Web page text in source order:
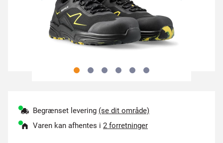
Begrænset levering (se dit område)
Varen kan afhentes i 2 forretninger